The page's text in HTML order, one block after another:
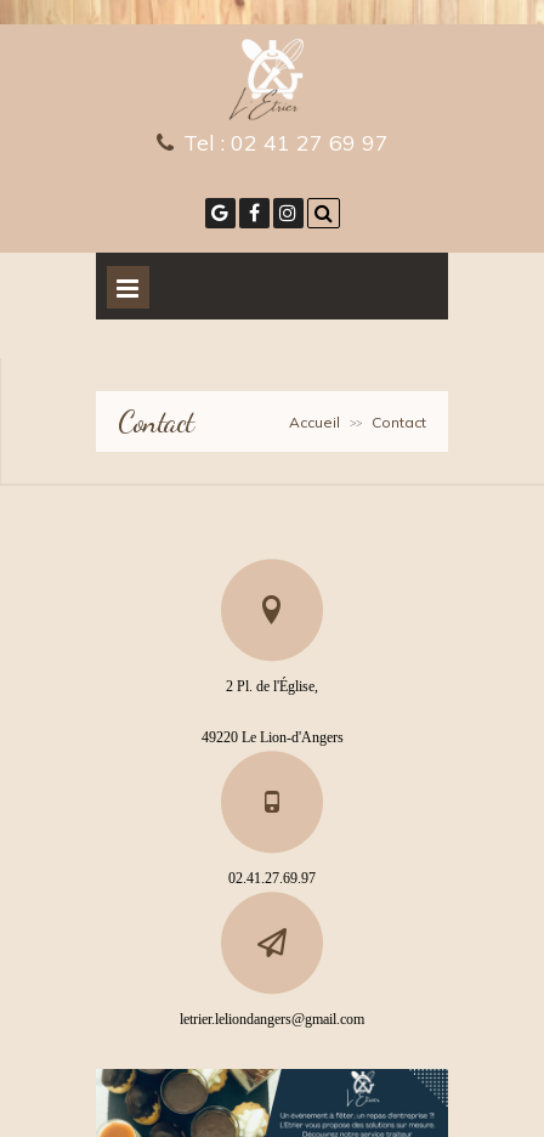
Tel : 02 41 27 69 97
Contact Accueil >> Contact
2 Pl. de l'Église,
49220 Le Lion-d'Angers
02.41.27.69.97
letrier.leliondangers@gmail.com